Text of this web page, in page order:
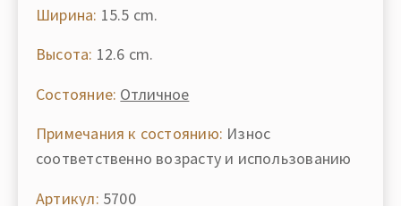
Ширина: 15.5 cm.
Высота: 12.6 cm.
Состояние: Отличное
Примечания к состоянию: Износ
соответственно возрасту и использованию
Артикул: 5700